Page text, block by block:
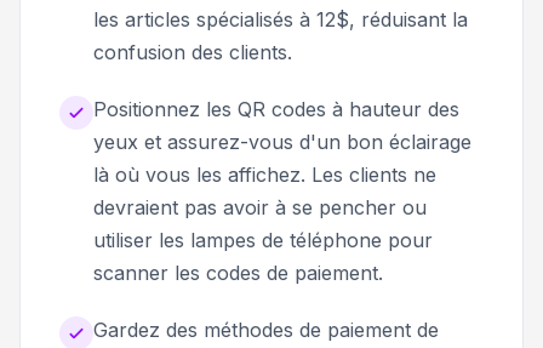
les articles spécialisés à 12$, réduisant la
confusion des clients.
Positionnez les QR codes à hauteur des
yeux et assurez-vous d'un bon éclairage
là où vous les affichez. Les clients ne
devraient pas avoir à se pencher ou
utiliser les lampes de téléphone pour
scanner les codes de paiement.
Gardez des méthodes de paiement de